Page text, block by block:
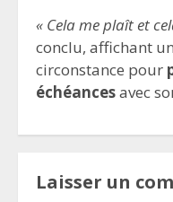
« Cela me plaît et
conclu, affichant
circonstance pour
échéancesavec
Laisser un